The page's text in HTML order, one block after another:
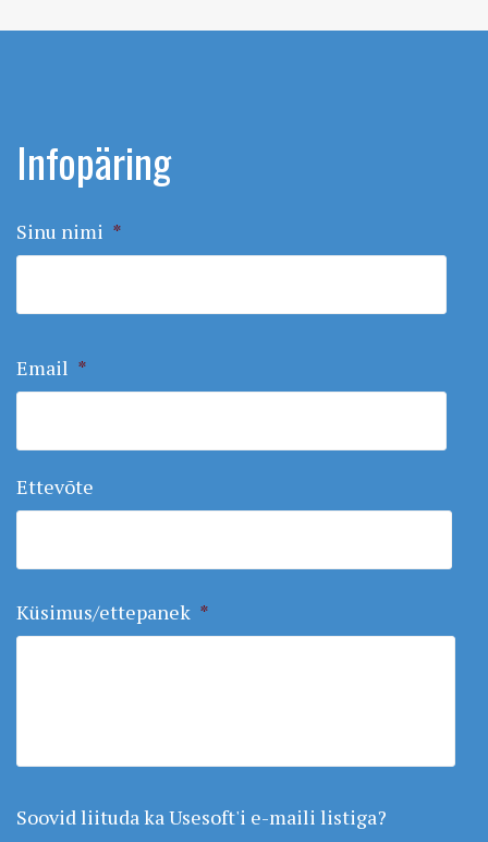
Infopäring
Sinu nimi *
Email *
Ettevõte
Küsimus/ettepanek *
Soovid liituda ka Usesoft'i e-maili listiga?